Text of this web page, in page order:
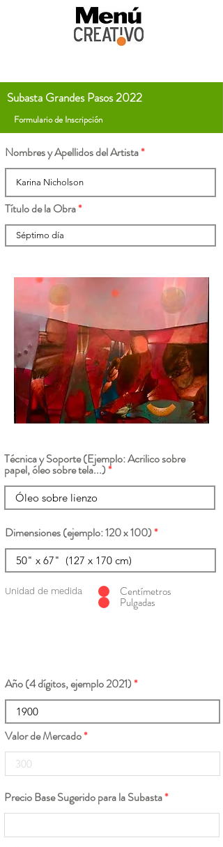
Subasta Grandes Pasos 2022
Formulario de Inscripción
Nombres y Apellidos del Artista
Título de la Obra
Técnica y Soporte (Ejemplo: Acrilico sobre
papel, óleo sobre tela...)
Dimensiones (ejemplo: 120 x 100)
Unidad de medida Centímetros
Pulgadas
Año (4 dígitos, ejemplo 2021)
Valor de Mercado
Precio Base Sugerido para la Subasta